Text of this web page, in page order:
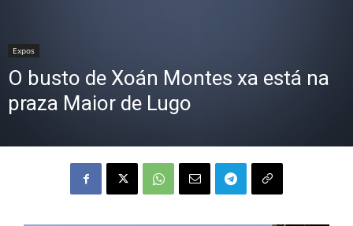
Expos
O busto de Xoán Montes xa está na
praza Maior de Lugo